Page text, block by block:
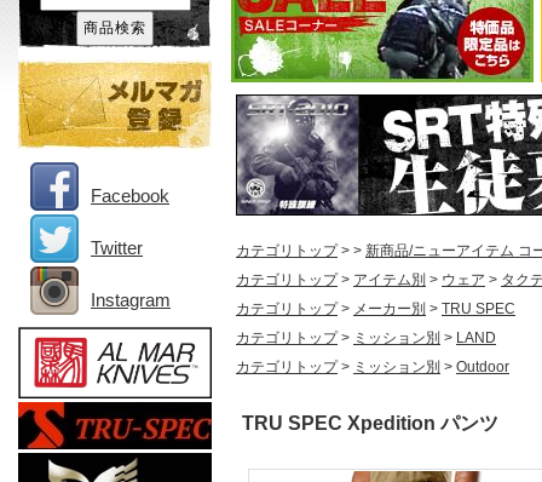
カテゴリトップ> > 新商品/ニューアイテム コ
カテゴリトップ> アイテム別 > ウェア > タク
カテゴリトップ> メーカー別 > TRU SPEC
カテゴリトップ> ミッション別 > LAND
カテゴリトップ> ミッション別 > Outdoor
TRU SPEC Xpedition パンツ
Facebook
Twitter
Instagram